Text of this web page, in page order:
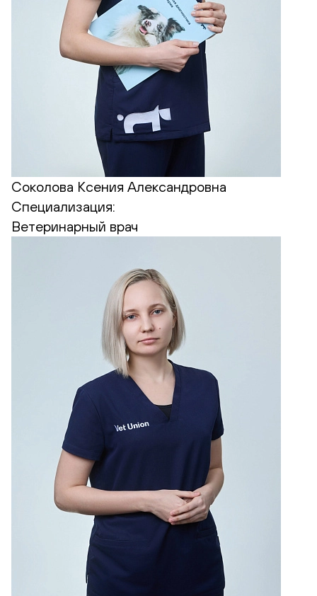
Соколова Ксения Александровна
Специализация:
Ветеринарный врач